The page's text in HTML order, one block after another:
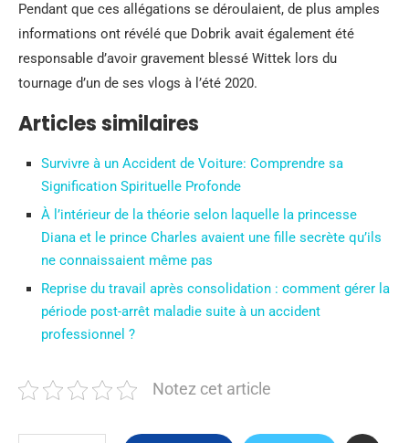
Pendant que ces allégations se déroulaient, de plus amples
informations ont révélé que Dobrik avait également été
responsable d’avoir gravement blessé Wittek lors du
tournage d’un de ses vlogs à l’été 2020.
Articles similaires
Survivre à un Accident de Voiture: Comprendre sa
Signification Spirituelle Profonde
À l’intérieur de la théorie selon laquelle la princesse
Diana et le prince Charles avaient une fille secrète qu’ils
ne connaissaient même pas
Reprise du travail après consolidation : comment gérer la
période post-arrêt maladie suite à un accident
professionnel ?
Notez cet article